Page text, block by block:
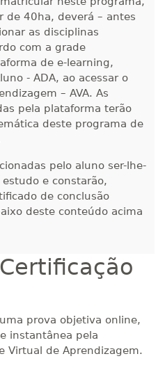
Matricular
dias
R$ 2.240,16
Matricular
de 40ha, deverá – antes
as disciplinas
com a grade
de e-learning,
- ADA, ao acessar o
– AVA. As
pela plataforma terão
deste programa de
pelo aluno ser-lhe-
e constarão,
de conclusão
deste conteúdo acima
prova objetiva online,
instantânea pela
Virtual de Aprendizagem.